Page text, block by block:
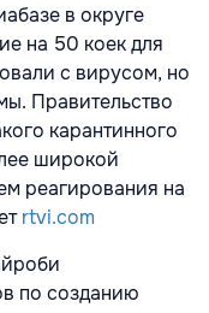
в округе
на 50 коек для
с вирусом, но
Правительство
карантинного
широкой
реагирования на
rtvi.com
по созданию